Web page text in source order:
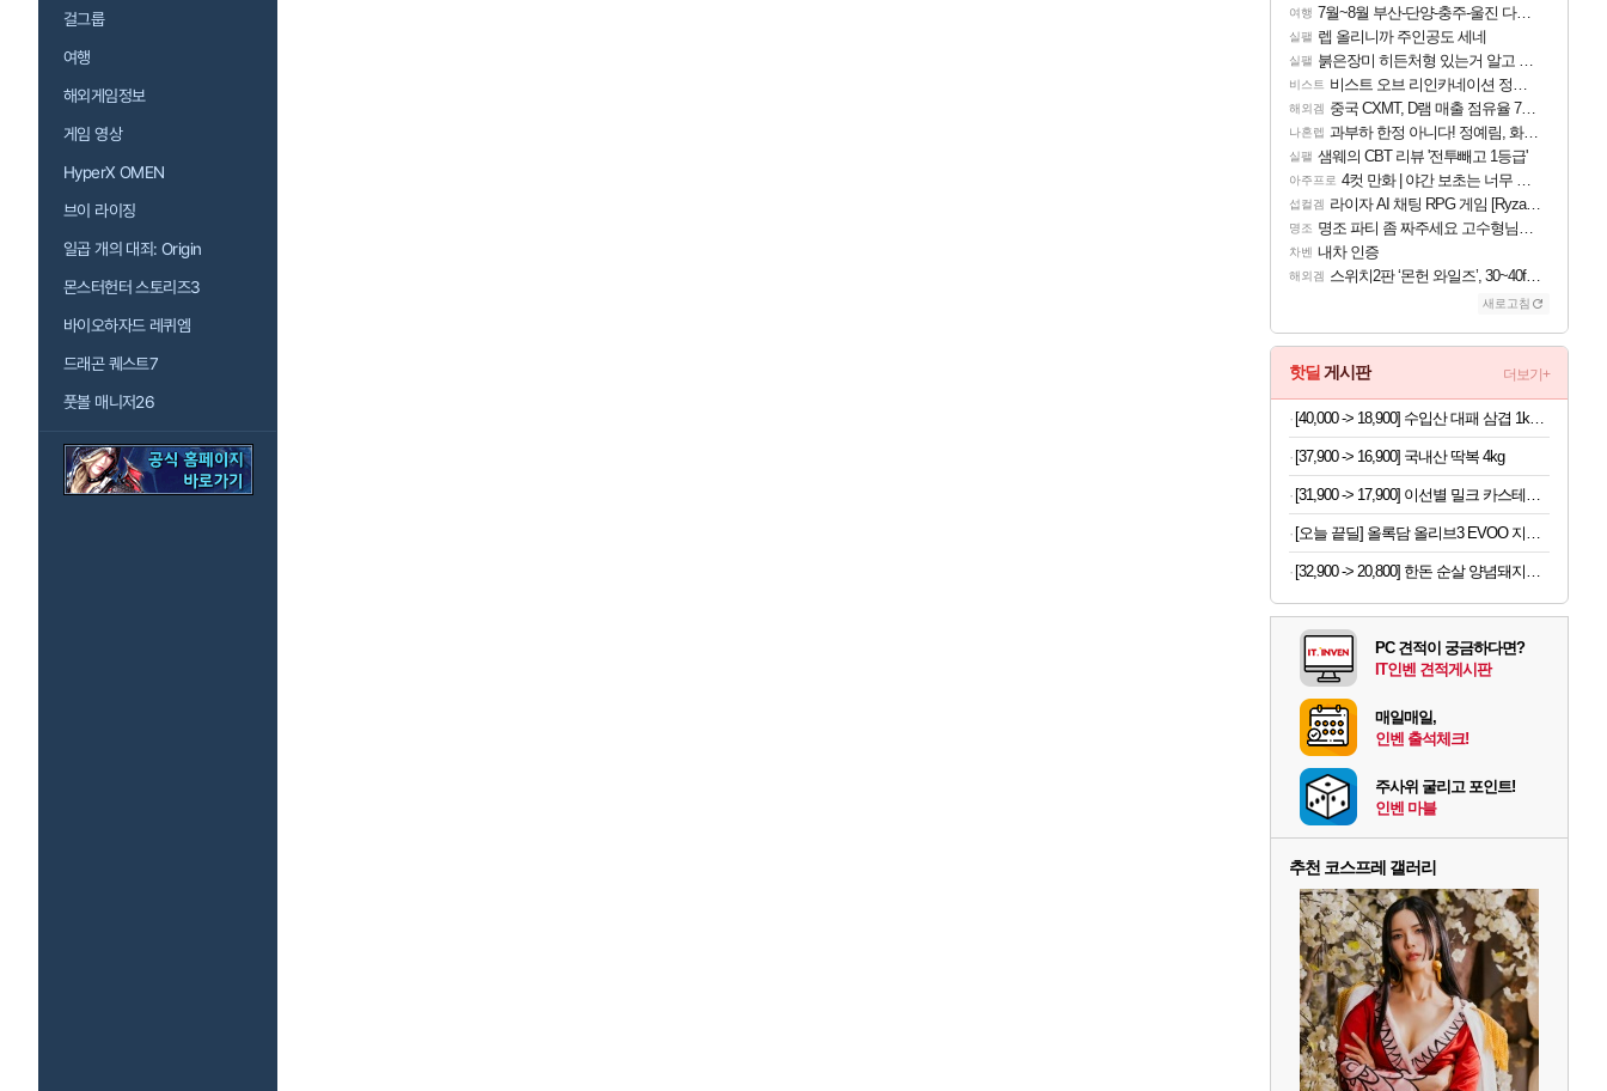
걸그룹
여행
해외게임정보
게임 영상
HyperX OMEN
브이 라이징
일곱 개의 대죄: Origin
몬스터헌터 스토리즈3
바이오하자드 레퀴엠
드래곤 퀘스트7
풋볼 매니저26
여행 7월~8월 부산-단양-충주-울진 다녀왔어요~
실팰 렙 올리니까 주인공도 세네
실팰 붉은장미 히든처형 있는거 알고 있었음?
비스트 비스트 오브 리인카네이션 정보/공략글 모음
해외겜 중국 CXMT, D램 매출 점유율 7%…글로벌 4위로 부상
나혼렙 과부하 한정 아니다! 정예림, 화속성 서포터 세대 교체
실팰 샘웨의 CBT 리뷰 '전투빼고 1등급'
아주프로 4컷 만화 | 야간 보초는 너무 힘들어
섭컬겜 라이자 AI 채팅 RPG 게임 [RyzaChat: AI] 공개
명조 명조 파티 좀 짜주세요 고수형님들…
차벤 내차 인증
해외겜 스위치2판 ‘몬헌 와일즈’, 30~40fps 목표 추정
새로고침
핫딜 게시판 더보기+
[37,900 -> 16,900] 국내산 딱복 4kg
[32,900 -> 20,800] 한돈 순살 양념돼지갈비 300g 5개
PC 견적이 궁금하다면?
IT인벤 견적게시판
매일매일,
인벤 출석체크!
주사위 굴리고 포인트!
인벤 마블
추천 코스프레 갤러리